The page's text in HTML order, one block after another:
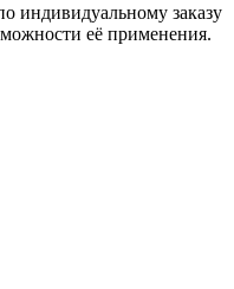
индивидуальному заказу
её применения.